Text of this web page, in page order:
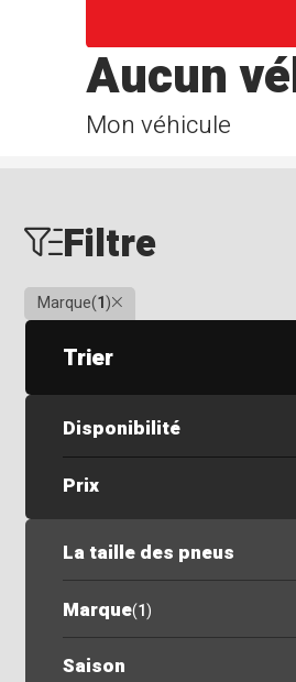
Mon véhicule
Aucun
Filtre
Marque(1)Clair
Trier
Disponibilité
Prix
La taille des pneus
Marque(1)
Saison